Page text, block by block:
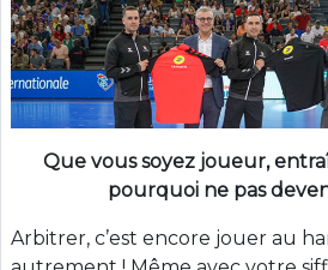
Que vous soyez joueur,
pourquoi ne pas
Arbitrer, c’est encore jouer au